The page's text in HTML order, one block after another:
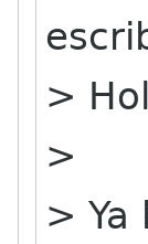
>
>
>